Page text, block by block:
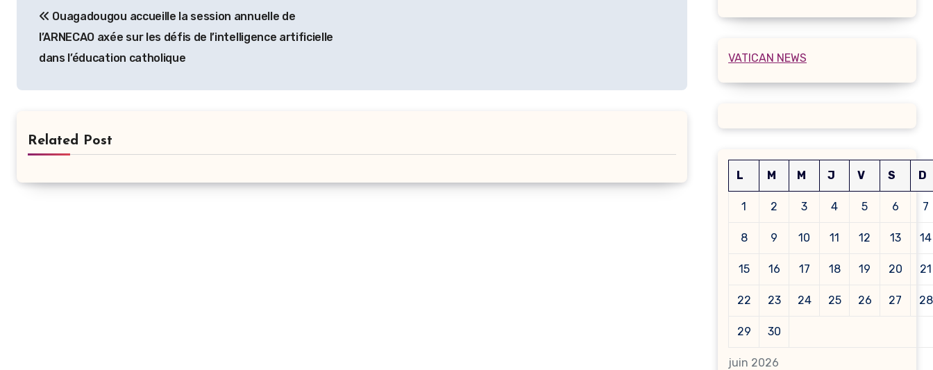
de
l’article
Ouagadougou accueille la session annuelle de
l’ARNECAO axée sur les défis de l’intelligence artificielle
dans l’éducation catholique
Related Post
VATICAN NEWS
juin 2026
L M M J V S D
1 2 3 4 5 6 7
8 9 10 11 12 13 14
15 16 17 18 19 20 21
22 23 24 25 26 27 28
29 30